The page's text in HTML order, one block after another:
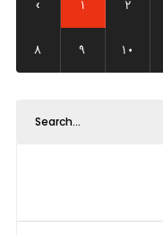
‹ 1 2
8 9 10